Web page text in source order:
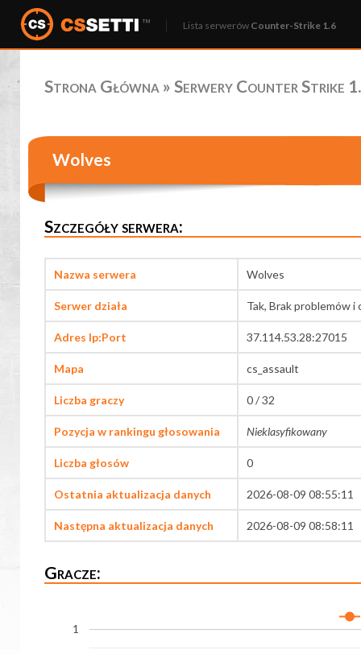
Lista serwerów Counter-Strike 1.6
Strona Główna » Serwery Counter Strike
Wolves
Szczegóły serwera:
Nazwa serwera Wolves
Serwer działa Tak, Brak problemów i
Adres Ip:Port 37.114.53.28:27015
Mapa cs_assault
Liczba graczy 0 / 32
Pozycja w rankingu głosowania Nieklasyfikowany
Liczba głosów 0
Ostatnia aktualizacja danych 2026-08-09 08:55:11
Następna aktualizacja danych 2026-08-09 08:58:11
Gracze:
1